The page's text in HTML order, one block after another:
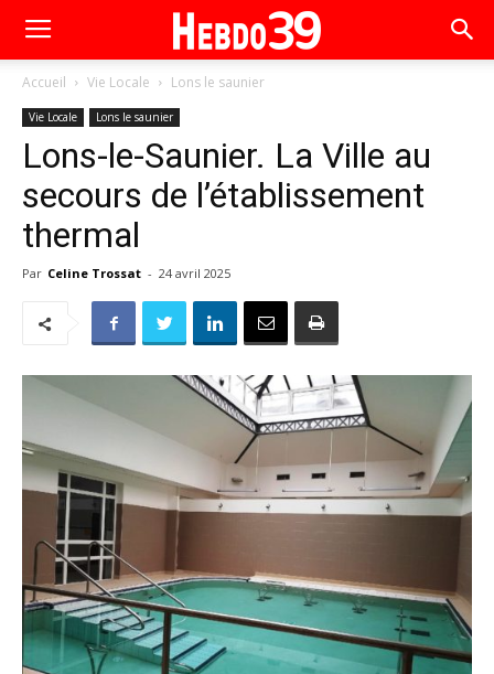
Accueil Vie Locale Lons le saunier
Vie Locale Lons le saunier
Lons-le-Saunier. La Ville au
secours de l’établissement
thermal
Par Celine Trossat - 24 avril 2025